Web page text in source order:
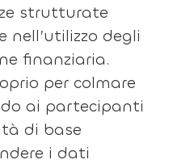
strutturate
nell’utilizzo degli
finanziaria.
per colmare
ai partecipanti
di base
i dati